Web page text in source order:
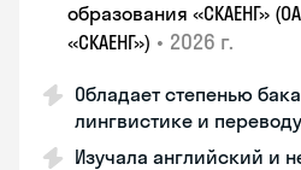
образования «СКАЕНГ»
«СКАЕНГ») • 2026 г.
Обладает степенью
лингвистике и переводу
Изучала английский и